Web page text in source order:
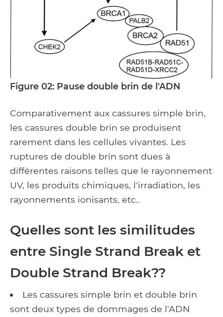
Figure 02: Pause double brin de l'ADN
Comparativement aux cassures simple brin,
les cassures double brin se produisent
rarement dans les cellules vivantes. Les
ruptures de double brin sont dues à
différentes raisons telles que le rayonnement
UV, les produits chimiques, l'irradiation, les
rayonnements ionisants, etc..
Quelles sont les similitudes
entre Single Strand Break et
Double Strand Break??
Les cassures simple brin et double brin
sont deux types de dommages de l'ADN